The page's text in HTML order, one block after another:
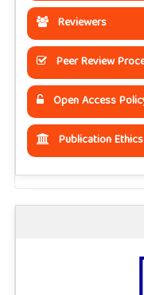
Reviewers
Peer Review
Open Access
Publication Ethics